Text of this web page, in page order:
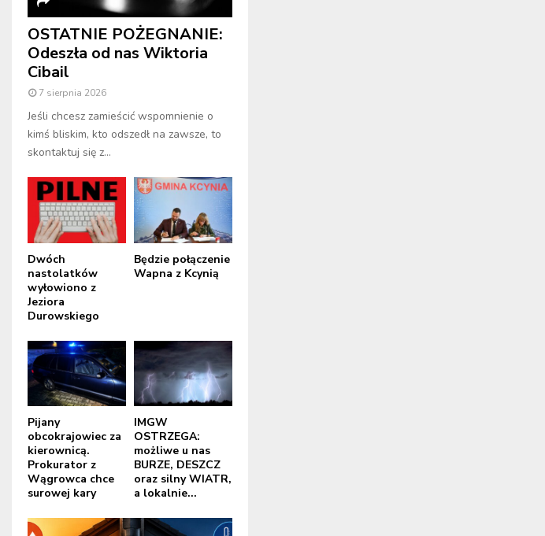
OSTATNIE POŻEGNANIE:
Odeszła od nas Wiktoria
Cibail
7 sierpnia 2026
Jeśli chcesz zamieścić wspomnienie o
kimś bliskim, kto odszedł na zawsze, to
skontaktuj się z...
Dwóch
nastolatków
wyłowiono z
Jeziora
Durowskiego
Będzie połączenie
Wapna z Kcynią
Pijany
obcokrajowiec za
kierownicą.
Prokurator z
Wągrowca chce
surowej kary
IMGW
OSTRZEGA:
możliwe u nas
BURZE, DESZCZ
oraz silny WIATR,
a lokalnie...